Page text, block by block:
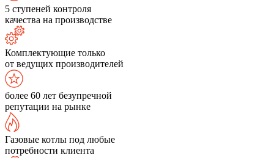
5 ступеней контроля
качества на производстве
Комплектующие только
от ведущих производителей
более 60 лет безупречной
репутации на рынке
Газовые котлы под любые
потребности клиента